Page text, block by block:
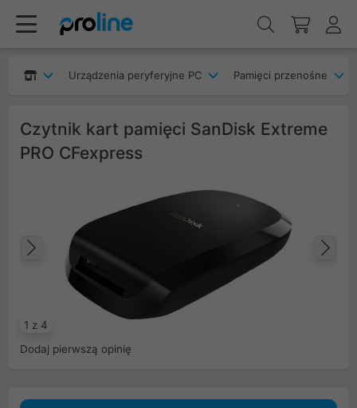
Urządzenia peryferyjne PC Pamięci przenośne
Czytnik kart pamięci SanDisk Extreme
PRO CFexpress
1 z 4
Poprzedni
Dodaj pierwszą opinię